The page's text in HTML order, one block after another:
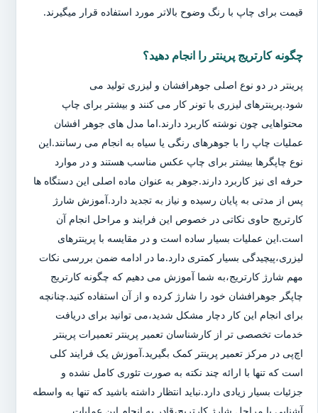
قیمت برای چاپ با رنگ وضوح بالاتر مورد استفاده قرار میگیرند.
چگونه کارتریج پرینتر را انجام دهید؟
پرینتر در دو نوع اصلی جوهرافشان و لیزری تولید می
شود.پرینترهای لیزری با تونر کار می کنند و بیشتر برای چاپ
محتواهایی چون نوشته کاربرد دارند.اما مدل های جوهر افشان
عملیات چاپ را با جوهرهای رنگی یا سیاه به انجام می رسانند.این
نوع چاپگرها بیشتر برای چاپ عکس مناسب هستند و در موارد
حرفه ای نیز کاربرد دارند.جوهر به عنوان ماده اصلی این دستگاه ها
پس از مدتی به پایان رسیده و نیاز به تجدید دارد.آموزش شارژ
کارتریج حاوی نکاتی در خصوص این فرایند و مراحل انجام آن
است.این عملیات بسیار ساده است و در مقایسه با پرینترهای
لیزری،پیچیدگی بسیار کمتری دارد.ما در ادامه ضمن بررسی نکات
مهم شارژ کارتریج،به شما آموزش می دهیم که چگونه کارتریج
چاپگر جوهرافشان خود را شارژ کرده و از آن استفاده کنید.چنانچه
برای انجام این کار دچار مشکل شدید،می توانید برای دریافت
خدمات تخصصی تر از کارشناسان تعمیر پرینتر تعمیرات پرینتر
اچ‌پی در مرکز تعمیر پرینتر کمک بگیرید.آموزش یک فرایند کلی
است که تنها با ارائه چند نکته به صورت تئوری کامل نشده و
جزئیات بسیار زیادی دارد.نباید انتظار داشته باشید که تنها به واسطه